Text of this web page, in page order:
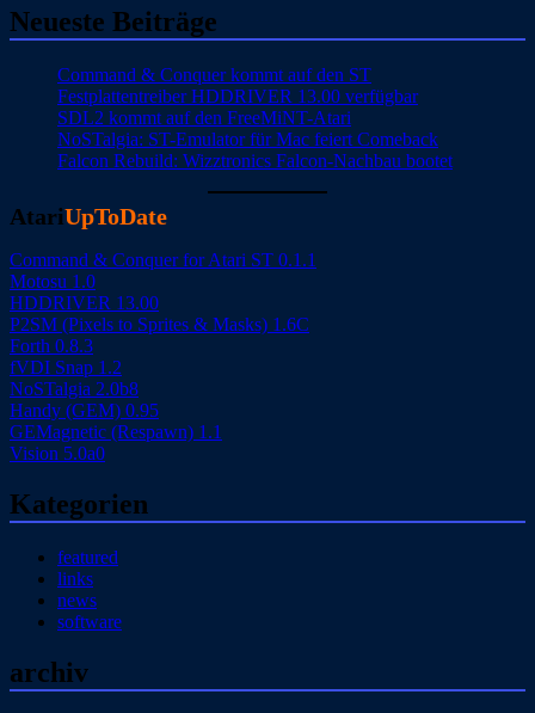
Neueste Beiträge
Command & Conquer kommt auf den ST
Festplattentreiber HDDRIVER 13.00 verfügbar
SDL2 kommt auf den FreeMiNT-Atari
NoSTalgia: ST-Emulator für Mac feiert Comeback
Falcon Rebuild: Wizztronics Falcon-Nachbau bootet
AtariUpToDate
Command & Conquer for Atari ST 0.1.1
Motosu 1.0
HDDRIVER 13.00
P2SM (Pixels to Sprites & Masks) 1.6C
Forth 0.8.3
fVDI Snap 1.2
NoSTalgia 2.0b8
Handy (GEM) 0.95
GEMagnetic (Respawn) 1.1
Vision 5.0a0
Kategorien
featured
links
news
software
archiv